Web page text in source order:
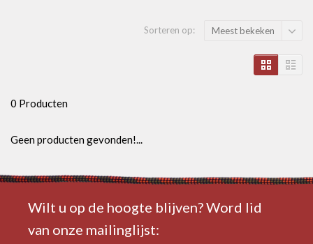
Sorteren op: Meest bekeken
0 Producten
Geen producten gevonden!...
Wilt u op de hoogte blijven? Word lid
van onze mailinglijst: